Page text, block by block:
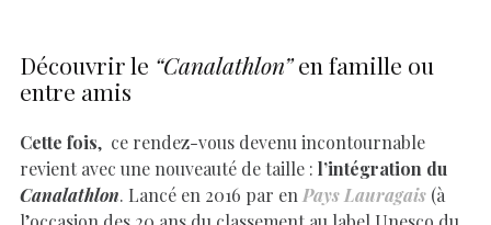
Découvrir le “Canalathlon”en famille ou
entre amis
Cette fois, ce rendez-vous devenu incontournable
revient avec une nouveauté de taille : l’intégration du
Canalathlon. Lancé en 2016 par en Pays Lauragais (à
l’occasion des 20 ans du classement au label Unesco du